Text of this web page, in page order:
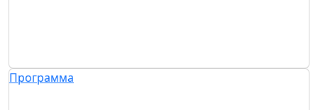
Программа